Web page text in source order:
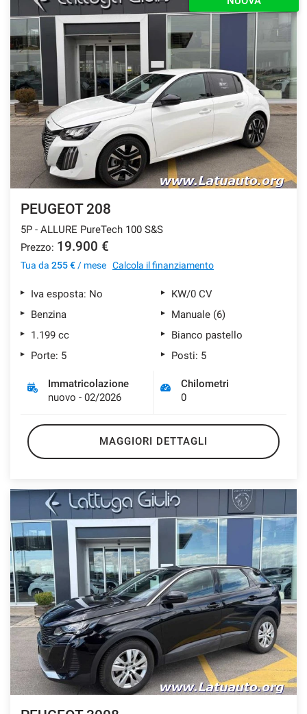
PEUGEOT 208
5P - ALLURE PureTech 100 S&S
Prezzo: 19.900 €
Tua da 255 € / mese Calcola il finanziamento
Iva esposta: No
KW/0 CV
Benzina
Manuale (6)
1.199 cc
Bianco pastello
Porte: 5
Posti: 5
Immatricolazione
nuovo - 02/2026
Chilometri
0
MAGGIORI DETTAGLI